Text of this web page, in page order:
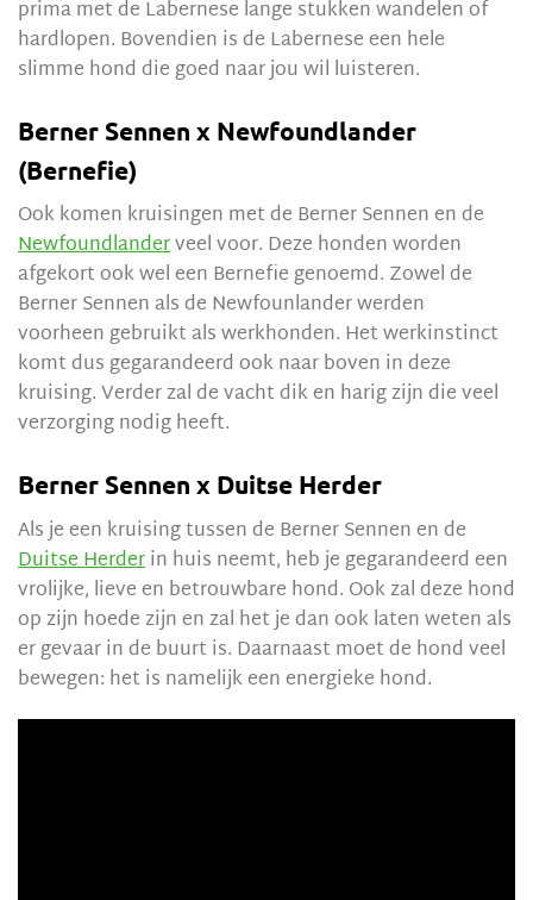
prima met de Labernese lange stukken wandelen of
hardlopen. Bovendien is de Labernese een hele
slimme hond die goed naar jou wil luisteren.
Berner Sennen x Newfoundlander
(Bernefie)
Ook komen kruisingen met de Berner Sennen en de
Newfoundlanderveel voor. Deze honden worden
afgekort ook wel een Bernefie genoemd. Zowel de
Berner Sennen als de Newfounlander werden
voorheen gebruikt als werkhonden. Het werkinstinct
komt dus gegarandeerd ook naar boven in deze
kruising. Verder zal de vacht dik en harig zijn die veel
verzorging nodig heeft.
Berner Sennen x Duitse Herder
Als je een kruising tussen de Berner Sennen en de
Duitse Herderin huis neemt, heb je gegarandeerd een
vrolijke, lieve en betrouwbare hond. Ook zal deze hond
op zijn hoede zijn en zal het je dan ook laten weten als
er gevaar in de buurt is. Daarnaast moet de hond veel
bewegen: het is namelijk een energieke hond.